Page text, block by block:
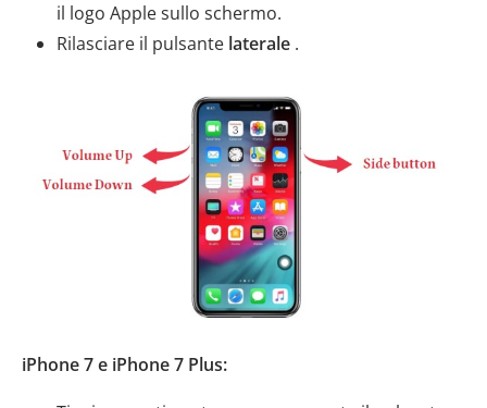
il logo Apple sullo schermo.
Rilasciare il pulsante laterale .
iPhone 7 e iPhone 7 Plus: